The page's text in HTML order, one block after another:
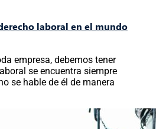
laboral en el mundo
empresa, debemos tener
se encuentra siempre
se hable de él de manera